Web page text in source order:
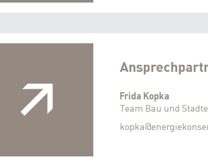
Frida Kopka
Team Bau und